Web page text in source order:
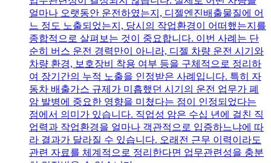
얼마나 오랫동안 운전하였는지, 디젤엔진배출물질에 어
느 정도 노출되었는지, 당시의 작업환경이 어떠했는지를
종합적으로 살펴보는 것이 중요합니다. 이번 사례는 단
순히 버스 운전 경력만이 아니라, 디젤 차량 운전 시기와
차량 환경, 보호장비 착용 여부 등을 구체적으로 정리하
여 장기간의 누적 노출을 인정받은 사례입니다. 특히 자
동차 배출가스 규제가 미흡했던 시기의 운전 업무가 폐
암 발병에 중요한 영향을 미쳤다는 점이 인정되었다는
점에서 의미가 있습니다. 직업성 암은 수십 년에 걸친 직
업력과 작업환경을 얼마나 객관적으로 입증하느냐에 따
라 결과가 달라질 수 있습니다. 오래전 근무 이력이라도
관련 자료를 체계적으로 정리한다면 업무관련성을 충분